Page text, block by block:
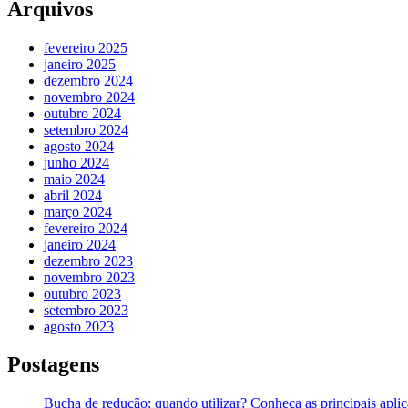
Arquivos
fevereiro 2025
janeiro 2025
dezembro 2024
novembro 2024
outubro 2024
setembro 2024
agosto 2024
junho 2024
maio 2024
abril 2024
março 2024
fevereiro 2024
janeiro 2024
dezembro 2023
novembro 2023
outubro 2023
setembro 2023
agosto 2023
Postagens
Bucha de redução: quando utilizar? Conheça as principais